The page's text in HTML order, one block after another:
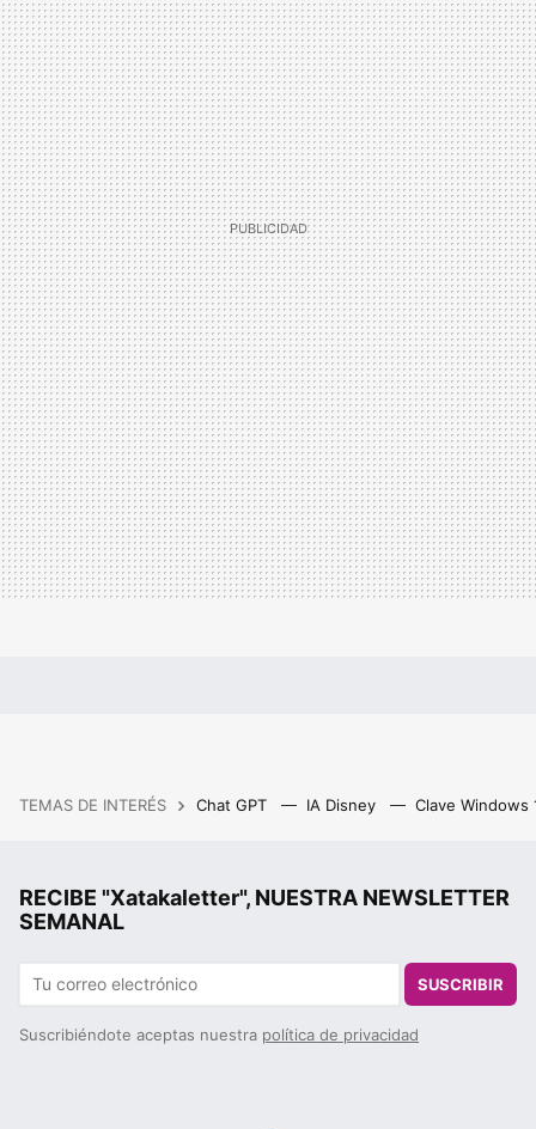
TEMAS DE INTERÉS Chat GPT IA Disney Clave Windows
RECIBE "Xatakaletter", NUESTRA NEWSLETTER
SEMANAL
SUSCRIBIR
Suscribiéndote aceptas nuestra política de privacidad